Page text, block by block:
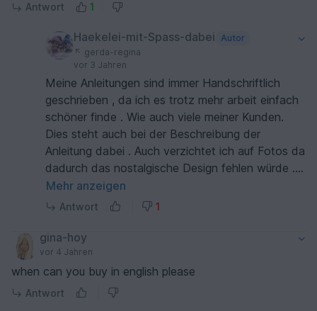
Antwort 1
Haekelei-mit-Spass-dabei
Autor
gerda-regina
vor 3 Jahren
Meine Anleitungen sind immer Handschriftlich
geschrieben , da ich es trotz mehr arbeit einfach
schöner finde . Wie auch viele meiner Kunden.
Dies steht auch bei der Beschreibung der
Anleitung dabei . Auch verzichtet ich auf Fotos da
dadurch das nostalgische Design fehlen würde .
Knifflige stellen werden durch Zeichnungen
ersetzt sodass es eigentlich kein Problem sein
nur mit Fotos häkelst war es bestimmt
ungewohnt aber ich denke du konntest trotzdem
nach der Anleitung arbeiten und hast das
Amigurumi auch fertig erstellt. LG Petra Klein
Mehr anzeigen
Antwort 1
gina-hoy
vor 4 Jahren
when can you buy in english please
Antwort